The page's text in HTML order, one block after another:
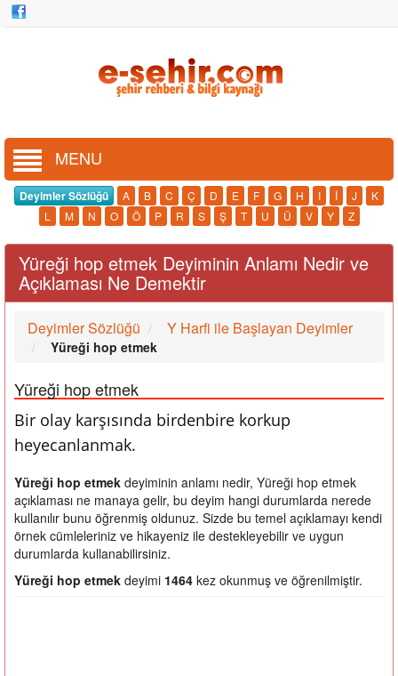
MENU
Deyimler Sözlüğü A B C Ç D E F G H I İ J
K
L
M N O Ö P R S Ş T U Ü V Y Z
Yüreği hop etmek Deyiminin Anlamı Nedir ve
Açıklaması Ne Demektir
Deyimler Sözlüğü Y Harfi ile Başlayan Deyimler
Yüreği hop etmek
Yüreği hop etmek
Bir olay karşısında birdenbire korkup
heyecanlanmak.
Yüreği hop etmek deyiminin anlamı nedir, Yüreği hop etmek
açıklaması ne manaya gelir, bu deyim hangi durumlarda nerede
kullanılır bunu öğrenmiş oldunuz. Sizde bu temel açıklamayı kendi
örnek cümleleriniz ve hikayeniz ile destekleyebilir ve uygun
durumlarda kullanabilirsiniz.
Yüreği hop etmek deyimi 1464 kez okunmuş ve öğrenilmiştir.